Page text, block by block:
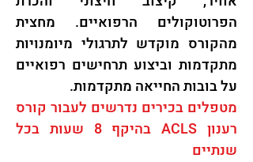
הפרוטוקולים הרפואיים. מחצית
מהקורס מוקדש לתרגולי מיומנויות
מתקדמות וביצוע תרחישים רפואיים
על בובות החייאה מתקדמות.
מטפלים בכירים נדרשים לעבור קורס
רענון ACLS בהיקף 8 שעות בכל
שנתיים